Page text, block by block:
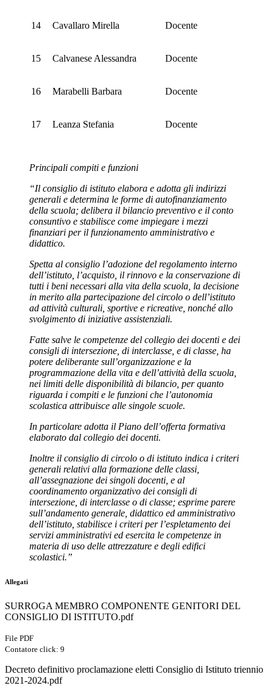
14 Cavallaro Mirella Docente
15 Calvanese Alessandra Docente
16 Marabelli Barbara Docente
17 Leanza Stefania Docente
Principali compiti e funzioni
“Il consiglio di istituto elabora e adotta gli indirizzi
generali e determina le forme di autofinanziamento
della scuola; delibera il bilancio preventivo e il conto
consuntivo e stabilisce come impiegare i mezzi
finanziari per il funzionamento amministrativo e
didattico.
Spetta al consiglio l’adozione del regolamento interno
dell’istituto, l’acquisto, il rinnovo e la conservazione di
tutti i beni necessari alla vita della scuola, la decisione
in merito alla partecipazione del circolo o dell’istituto
ad attività culturali, sportive e ricreative, nonché allo
svolgimento di iniziative assistenziali.
Fatte salve le competenze del collegio dei docenti e dei
consigli di intersezione, di interclasse, e di classe, ha
potere deliberante sull’organizzazione e la
programmazione della vita e dell’attività della scuola,
nei limiti delle disponibilità di bilancio, per quanto
riguarda i compiti e le funzioni che l’autonomia
scolastica attribuisce alle singole scuole.
In particolare adotta il Piano dell’offerta formativa
elaborato dal collegio dei docenti.
Inoltre il consiglio di circolo o di istituto indica i criteri
generali relativi alla formazione delle classi,
all’assegnazione dei singoli docenti, e al
coordinamento organizzativo dei consigli di
intersezione, di interclasse o di classe; esprime parere
sull’andamento generale, didattico ed amministrativo
dell’istituto, stabilisce i criteri per l’espletamento dei
servizi amministrativi ed esercita le competenze in
materia di uso delle attrezzature e degli edifici
scolastici.”
Allegati
SURROGA MEMBRO COMPONENTE GENITORI DEL
CONSIGLIO DI ISTITUTO.pdf
File PDF
Contatore click: 9
Decreto definitivo proclamazione eletti Consiglio di Istituto triennio
2021-2024.pdf